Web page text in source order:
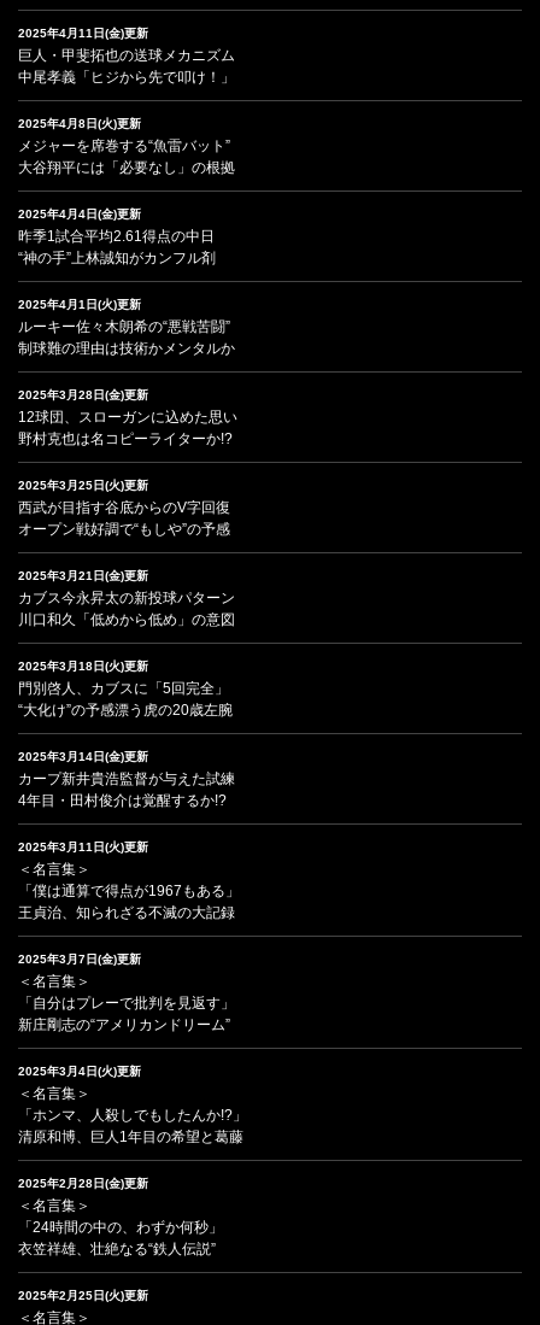
2025年4月11日(金)更新
巨人・甲斐拓也の送球メカニズム
中尾孝義「ヒジから先で叩け！」
2025年4月8日(火)更新
メジャーを席巻する“魚雷バット”
大谷翔平には「必要なし」の根拠
2025年4月4日(金)更新
昨季1試合平均2.61得点の中日
“神の手”上林誠知がカンフル剤
2025年4月1日(火)更新
ルーキー佐々木朗希の“悪戦苦闘”
制球難の理由は技術かメンタルか
2025年3月28日(金)更新
12球団、スローガンに込めた思い
野村克也は名コピーライターか!?
2025年3月25日(火)更新
西武が目指す谷底からのV字回復
オープン戦好調で“もしや”の予感
2025年3月21日(金)更新
カブス今永昇太の新投球パターン
川口和久「低めから低め」の意図
2025年3月18日(火)更新
門別啓人、カブスに「5回完全」
“大化け”の予感漂う虎の20歳左腕
2025年3月14日(金)更新
カープ新井貴浩監督が与えた試練
4年目・田村俊介は覚醒するか!?
2025年3月11日(火)更新
＜名言集＞
「僕は通算で得点が1967もある」
王貞治、知られざる不滅の大記録
2025年3月7日(金)更新
＜名言集＞
「自分はプレーで批判を見返す」
新庄剛志の“アメリカンドリーム”
2025年3月4日(火)更新
＜名言集＞
「ホンマ、人殺しでもしたんか!?」
清原和博、巨人1年目の希望と葛藤
2025年2月28日(金)更新
＜名言集＞
「24時間の中の、わずか何秒」
衣笠祥雄、壮絶なる“鉄人伝説”
2025年2月25日(火)更新
＜名言集＞